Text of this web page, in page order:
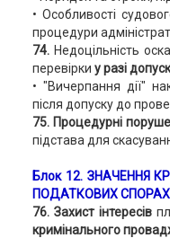
• Особливості
процедури
74.Недоцільність
перевірки у разі
• "Вичерпання дії"
після допуску до
75. Процедурні
підстава для
Блок 12. ЗНАЧЕННЯ
ПОДАТКОВИХ
76. Захист інтересів
кримінального